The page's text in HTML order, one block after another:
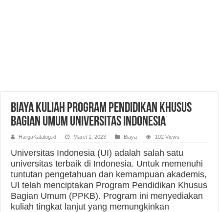
Biaya Kuliah Program Pendidikan Khusus
Bagian Umum Universitas Indonesia
HargaKatalog.id Maret 1, 2023 Biaya 102 Views
Universitas Indonesia (UI) adalah salah satu
universitas terbaik di Indonesia. Untuk memenuhi
tuntutan pengetahuan dan kemampuan akademis,
UI telah menciptakan Program Pendidikan Khusus
Bagian Umum (PPKB). Program ini menyediakan
kuliah tingkat lanjut yang memungkinkan